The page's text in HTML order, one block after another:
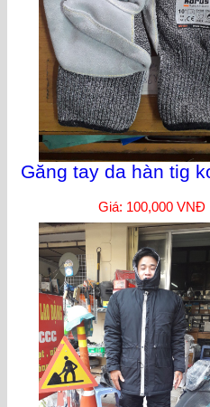
Găng tay da hàn tig
Giá: 100,000 VNĐ